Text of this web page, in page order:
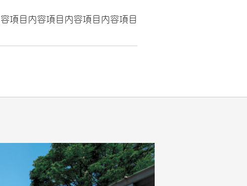
項目内容項目内容項目内容項目